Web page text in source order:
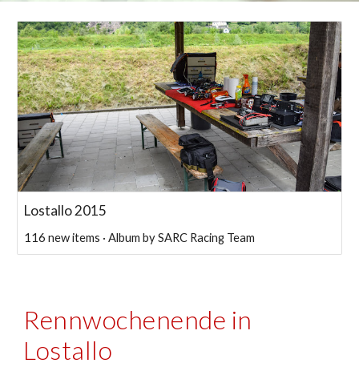
Lostallo 2015
116 new items · Album by SARC Racing Team
Rennwochenende in
Lostallo